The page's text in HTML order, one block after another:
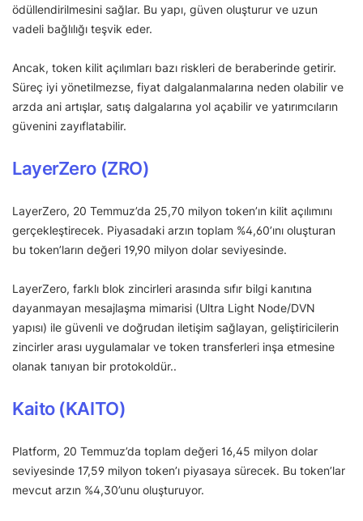
ödüllendirilmesini sağlar. Bu yapı, güven oluşturur ve uzun
vadeli bağlılığı teşvik eder.
Ancak, token kilit açılımları bazı riskleri de beraberinde getirir.
Süreç iyi yönetilmezse, fiyat dalgalanmalarına neden olabilir ve
arzda ani artışlar, satış dalgalarına yol açabilir ve yatırımcıların
güvenini zayıflatabilir.
LayerZero (ZRO)
LayerZero, 20 Temmuz’da 25,70 milyon token’ın kilit açılımını
gerçekleştirecek. Piyasadaki arzın toplam %4,60’ını oluşturan
bu token’ların değeri 19,90 milyon dolar seviyesinde.
LayerZero, farklı blok zincirleri arasında sıfır bilgi kanıtına
dayanmayan mesajlaşma mimarisi (Ultra Light Node/DVN
yapısı) ile güvenli ve doğrudan iletişim sağlayan, geliştiricilerin
zincirler arası uygulamalar ve token transferleri inşa etmesine
olanak tanıyan bir protokoldür..
Kaito (KAITO)
Platform, 20 Temmuz’da toplam değeri 16,45 milyon dolar
seviyesinde 17,59 milyon token’ı piyasaya sürecek. Bu token’lar
mevcut arzın %4,30’unu oluşturuyor.